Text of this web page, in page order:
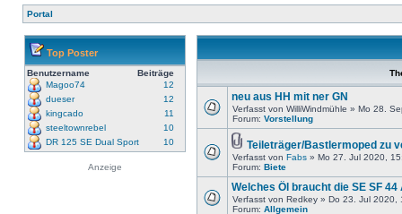
Portal
Top Poster
Benutzername
Beiträge
Magoo74
12
dueser
12
kingcado
11
steeltownrebel
10
DR 125 SE Dual Sport
10
Anzeige
neu aus HH mit ner GN
Verfasst von WilliWindmühle » Mo 28.
Forum: Vorstellung
Teileträger/Bastlermoped zu
Verfasst von Fabs » Mo 27. Jul 2020,
Forum: Biete
Welches Öl braucht die SE SF 44
Verfasst von Redkey » Do 23. Jul 2020,
Forum: Allgemein